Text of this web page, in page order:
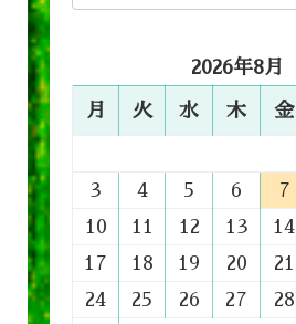
2026年8月
月 火 水 木 金
3
4 5 6 7
10
11 12 13 14
17
18 19 20 21
24
25 26 27 28